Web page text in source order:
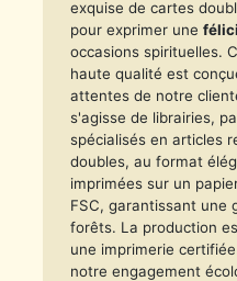
exquise de cartes
pour exprimer une
occasions spirituelles.
haute qualité est
attentes de notre
s'agisse de librairies,
spécialisés en articles
doubles, au format
imprimées sur un
FSC, garantissant une
forêts. La production
une imprimerie
notre engagement